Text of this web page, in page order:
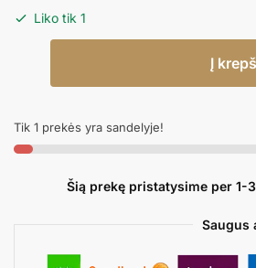
Liko tik 1
HAPPY
BIRTHDAY
Į
Tik 1 prekės yra sandelyje!
Šią prekę pristatysime per 1-
Saugus